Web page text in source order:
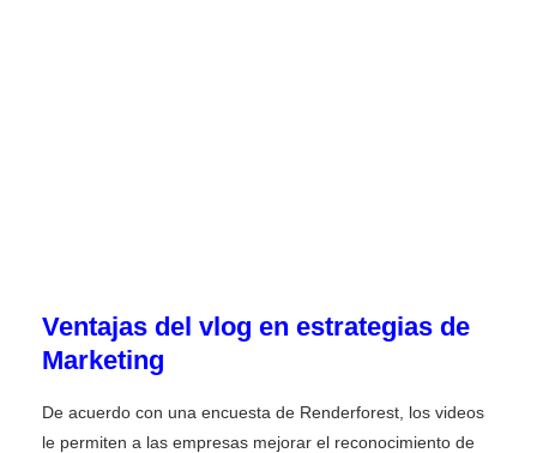
Ventajas del vlog en estrategias de
Marketing
De acuerdo con una encuesta de Renderforest, los videos
le permiten a las empresas mejorar el reconocimiento de